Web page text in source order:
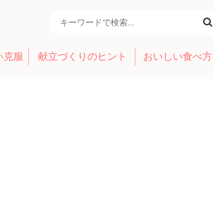
克服 献立づくりのヒント おいしい食べ方